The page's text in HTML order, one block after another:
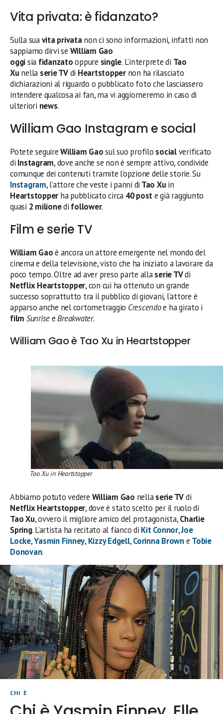
Vita privata: è fidanzato?
Sulla suavita privatanon ci sono informazioni, infatti non
sappiamo dirvi se William Gao
oggisia fidanzatooppure single. L’interprete di Tao
Xunella serie TVdi Heartstopper non ha rilasciato
dichiarazioni al riguardo o pubblicato foto che lasciassero
intendere qualcosa ai fan, ma vi aggiorneremo in caso di
ulteriori news.
William Gao Instagram e social
Potete seguireWilliam Gaosul suo profilo socialverificato
di Instagram, dove anche se non è sempre attivo, condivide
comunque dei contenuti tramite l’opzione delle storie. Su
Instagram, l’attore che veste i panni di Tao Xuin
Heartstopper ha pubblicato circa 40 poste già raggiunto
quasi 2 milionedi follower.
Film e serie TV
William Gaoè ancora un attore emergente nel mondo del
cinema e della televisione, visto che ha iniziato a lavorare da
poco tempo. Oltre ad aver preso parte allaserie TVdi
Netflix Heartstopper, con cui ha ottenuto un grande
successo soprattutto tra il pubblico di giovani, l’attore è
apparso anche nel cortometraggio Crescendoe ha girato i
film SunriseeBreakwater.
William Gao è Tao Xu in Heartstopper
Tao Xu in Heartstopper
Abbiamo potuto vedere William Gao nellaserie TVdi
Netflix Heartstopper, dove è stato scelto per il ruolo di
Tao Xu, ovvero il migliore amico del protagonista,Charlie
Spring. L’artista ha recitato al fianco di Kit Connor,Joe
Locke,Yasmin Finney, Kizzy Edgell,Corinna Browne Tobie
Donovan.
CHI È